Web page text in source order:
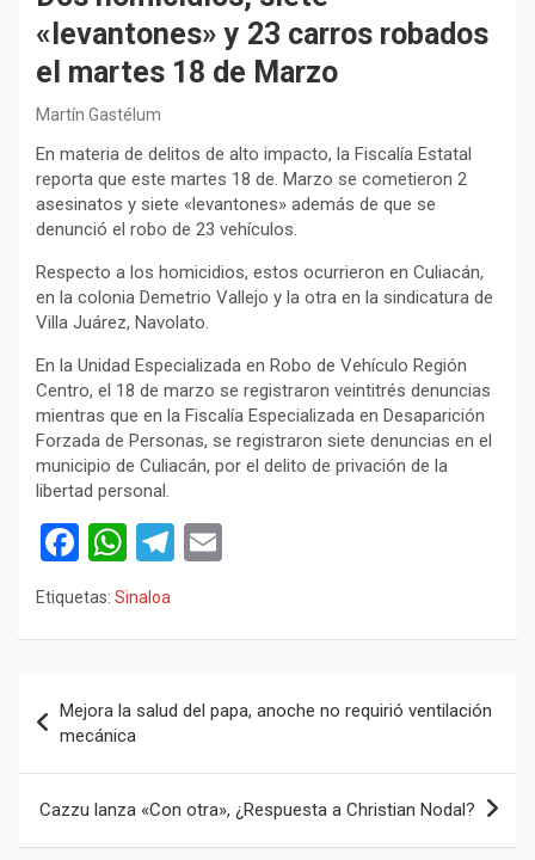
«levantones» y 23 carros robados
el martes 18 de Marzo
Martín Gastélum
En materia de delitos de alto impacto, la Fiscalía Estatal
reporta que este martes 18 de. Marzo se cometieron 2
asesinatos y siete «levantones» además de que se
denunció el robo de 23 vehículos.
Respecto a los homicidios, estos ocurrieron en Culiacán,
en la colonia Demetrio Vallejo y la otra en la sindicatura de
Villa Juárez, Navolato.
En la Unidad Especializada en Robo de Vehículo Región
Centro, el 18 de marzo se registraron veintitrés denuncias
mientras que en la Fiscalía Especializada en Desaparición
Forzada de Personas, se registraron siete denuncias en el
municipio de Culiacán, por el delito de privación de la
libertad personal.
F
a
ce
o
o
k
W
h
at
A
p
p
T
a
Etiquetas: Sinaloa
de
entradas
Mejora la salud del papa, anoche no requirió ventilación
mecánica
Cazzu lanza «Con otra», ¿Respuesta a Christian Nodal?